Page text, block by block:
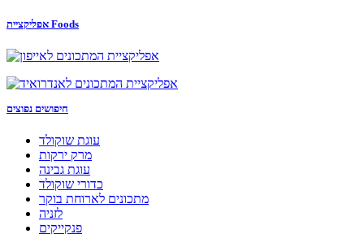
אפליקציית Foods
חיפושים נפוצים
עוגת שוקולד
מרק ירקות
עוגת גבינה
כדורי שוקולד
מתכונים לארוחת בוקר
לזניה
פנקייקים